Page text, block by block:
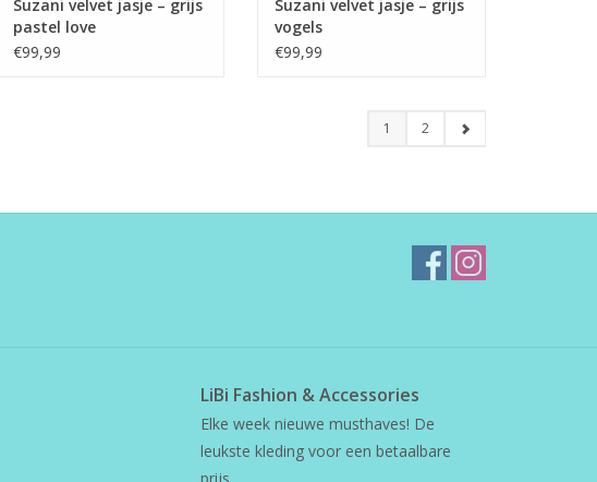
Suzani velvet jasje – grijs
pastel love
€99,99
Suzani velvet jasje – grijs
vogels
€99,99
1 2
LiBi Fashion & Accessories
Elke week nieuwe musthaves! De
leukste kleding voor een betaalbare
prijs.